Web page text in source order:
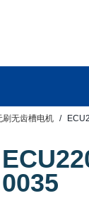
刷无齿槽电机
0035